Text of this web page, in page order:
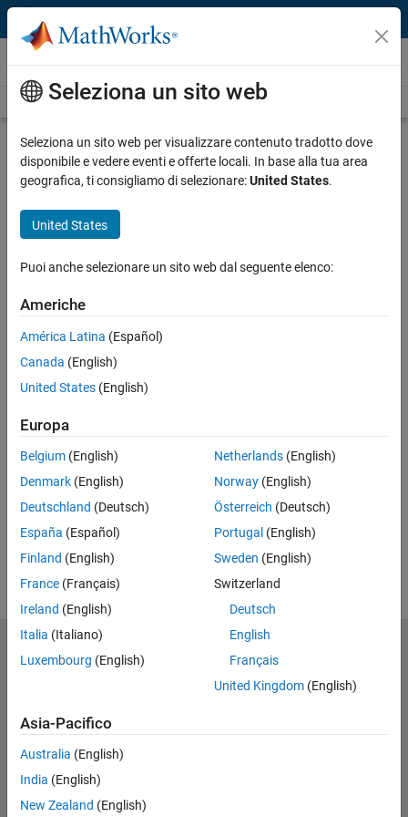
Vai al contenuto
Video
Videos Home Search
Play
Description
Image Segmentation App
Related Resources
Feedback
RELATED VIDEOS
View more related videos
Seleziona un sito web
Seleziona un sito web per visualizzare contenuto tradotto dove
disponibile e vedere eventi e offerte locali. In base alla tua area
geografica, ti consigliamo di selezionare:United States.
United States
Puoi anche selezionare un sito web dal seguente elenco:
Americhe
América Latina (Español)
Canada (English)
United States (English)
Europa
Belgium (English)
Denmark (English)
Deutschland (Deutsch)
España (Español)
Finland (English)
France (Français)
Ireland (English)
Italia (Italiano)
Luxembourg (English)
Netherlands(English)
Norway(English)
Österreich (Deutsch)
Portugal (English)
Sweden (English)
Switzerland
Deutsch
English
Français
United Kingdom(English)
Asia-Pacifico
Australia (English)
India (English)
New Zealand (English)
MathWorks
Accelerating the pace of engineering and science
Prova o Acquista
Scopri i nostri prodotti